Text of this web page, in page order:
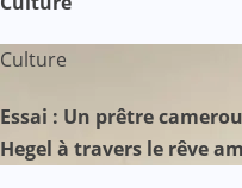
Culture
Essai : Un prêtre
Hegel à travers le rêve